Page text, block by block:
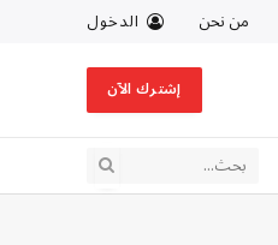
من نحن الدخول
إشترك الآن